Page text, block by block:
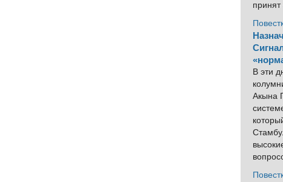
В эти
Акына